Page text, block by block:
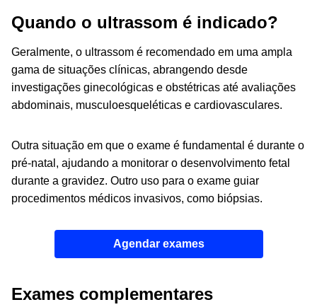
Quando o ultrassom é indicado?
Geralmente, o ultrassom é recomendado em uma ampla
gama de situações clínicas, abrangendo desde
investigações ginecológicas e obstétricas até avaliações
abdominais, musculoesqueléticas e cardiovasculares.
Outra situação em que o exame é fundamental é durante o
pré-natal, ajudando a monitorar o desenvolvimento fetal
durante a gravidez. Outro uso para o exame guiar
procedimentos médicos invasivos, como biópsias.
Agendar exames
Exames complementares